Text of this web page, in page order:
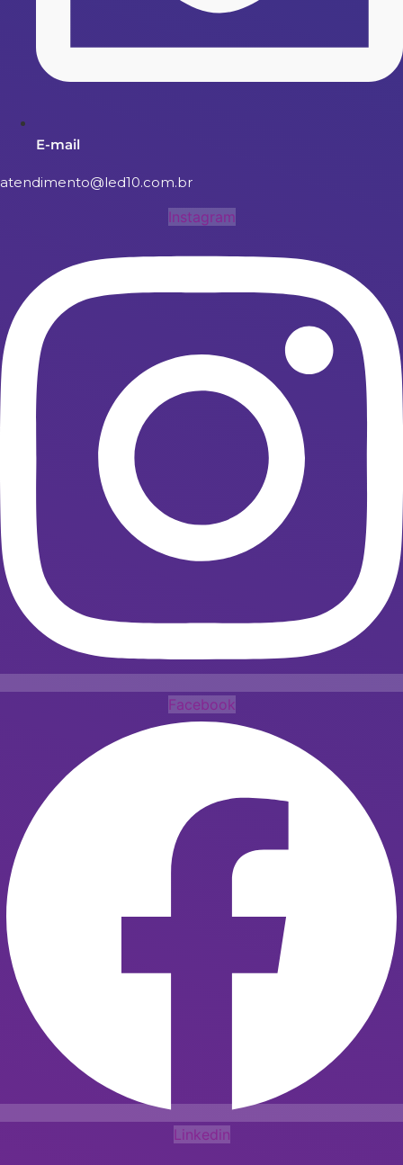
E-mail
atendimento@led10.com.br
Instagram
Facebook
Linkedin